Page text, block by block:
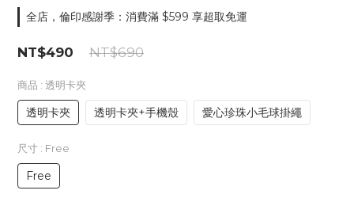
全店，倫印感謝季：消費滿 $599 享超取免運
NT$690
NT$490
商品 : 透明卡夾
透明卡夾 透明卡夾+手機殼 愛心珍珠小毛球掛繩
尺寸 : Free
Free